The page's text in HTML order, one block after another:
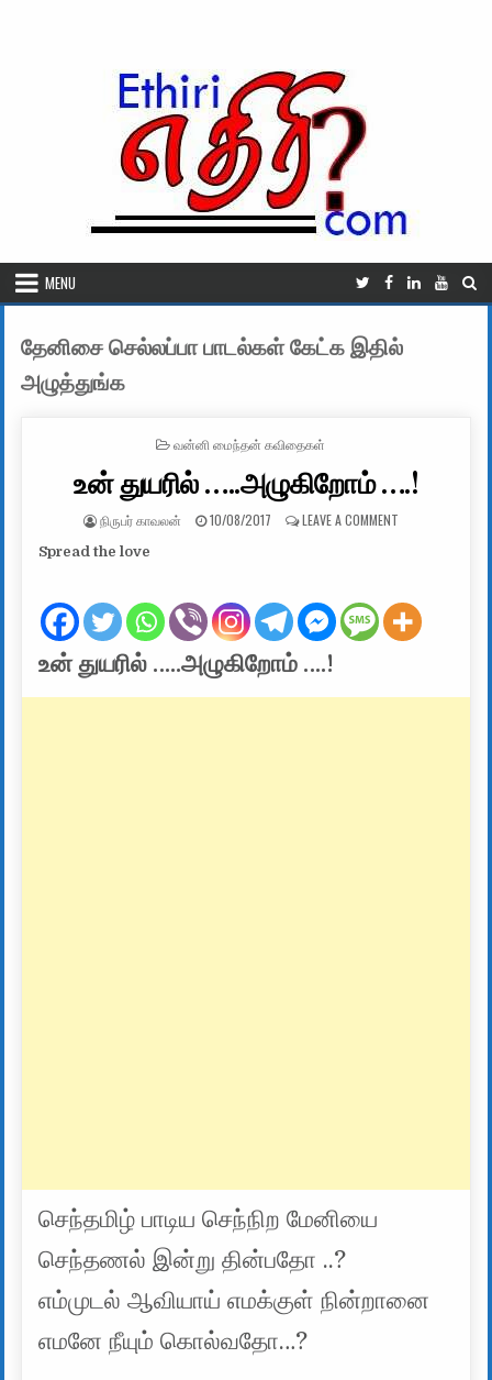
MENU
தேனிசை செல்லப்பா பாடல்கள் கேட்க இதில்
அழுத்துங்க
POSTED IN
வன்னி மைந்தன் கவிதைகள்
உன் துயரில் …..அழுகிறோம் ….!
AUTHOR:
நிருபர் காவலன் PUBLISHED DATE:
10/08/2017 LEAVE A COMMENTON உன் துயரில்
Spread the love
உன் துயரில் …..அழுகிறோம் ….!
செந்தமிழ் பாடிய செந்நிற மேனியை
செந்தணல் இன்று தின்பதோ ..?
எம்முடல் ஆவியாய் எமக்குள் நின்றானை
எமனே நீயும் கொல்வதோ…?